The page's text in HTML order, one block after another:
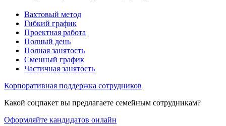
Вахтовый метод
Гибкий график
Проектная работа
Полный день
Полная занятость
Сменный график
Частичная занятость
Корпоративная поддержка сотрудников
Какой соцпакет вы предлагаете семейным сотрудникам?
Оформляйте кандидатов онлайн